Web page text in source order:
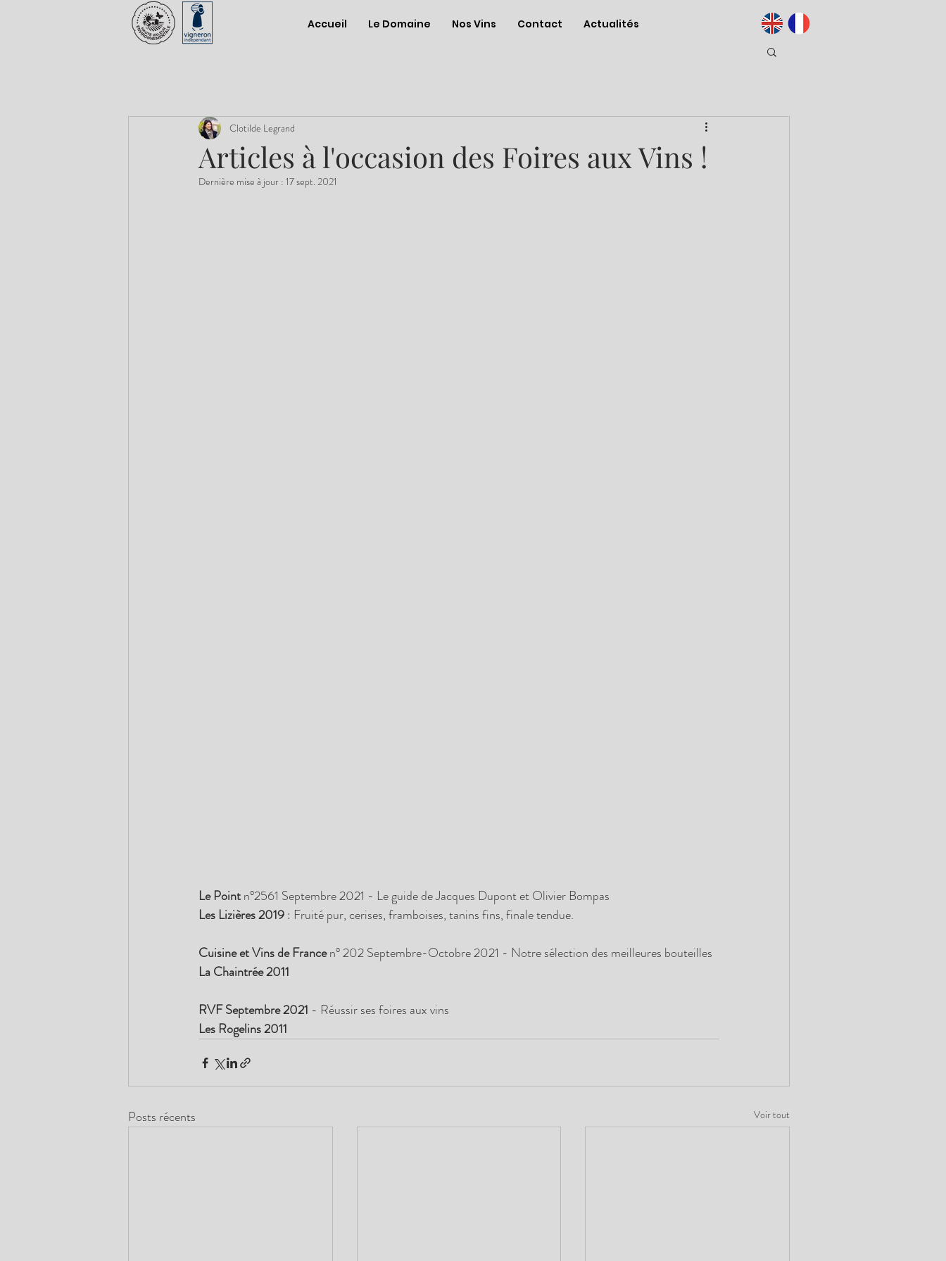
Accueil Le Domaine Nos Vins Contact Actualités
Articles à l'occasion des Foires aux Vins !
Clotilde Legrand
Dernière mise à jour : 17 sept. 2021
Le Point n°2561 Septembre 2021 - Le guide de Jacques Dupont et Olivier Bompas
Les Lizières 2019 : Fruité pur, cerises, framboises, tanins fins, finale tendue.
Cuisine et Vins de France n° 202 Septembre-Octobre 2021 - Notre sélection des meilleures bouteilles
La Chaintrée 2011
RVF Septembre 2021 - Réussir ses foires aux vins
Les Rogelins 2011
Posts récents Voir tout